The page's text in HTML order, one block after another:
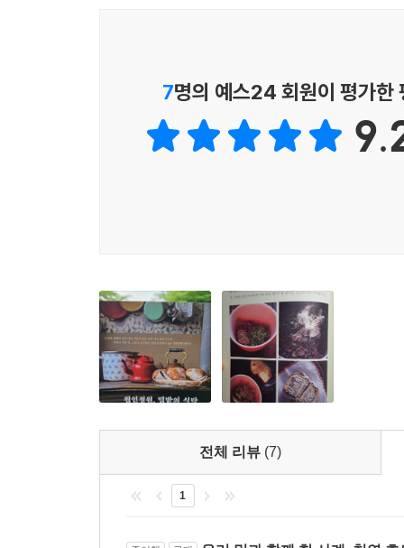
7명의 예스24 회원이 평가한
전체 리뷰 (7)
1